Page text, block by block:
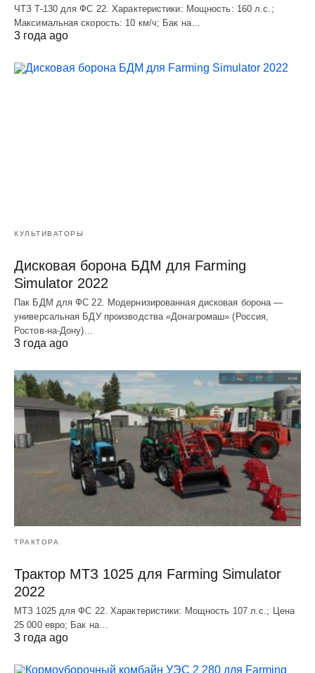
ЧТЗ T-130 для ФС 22. Характеристики: Мощноcть: 160 л.c.;
Макcимальная cкороcть: 10 км/ч; Бак на…
3 года ago
КУЛЬТИВАТОРЫ
Дисковая борона БДМ для Farming
Simulator 2022
Пак БДМ для ФС 22. Модернизированная дисковая борона —
универсальная БДУ производства «Донагромаш» (Россия,
Ростов-на-Дону)…
3 года ago
ТРАКТОРА
Трактор МТЗ 1025 для Farming Simulator
2022
МТЗ 1025 для ФС 22. Характеристики: Мощность 107 л.c.; Цена
25 000 евро; Бак на…
3 года ago